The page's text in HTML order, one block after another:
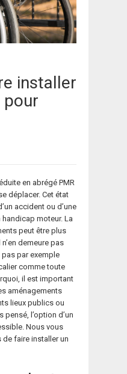
installer
pour
en abrégé PMR
déplacer. Cet état
accident ou d’une
moteur. La
peut être plus
demeure pas
pas par exemple
comme toute
il est important
aménagements
lieux publics ou
pensé, l’option d’un
Nous vous
faire installer un